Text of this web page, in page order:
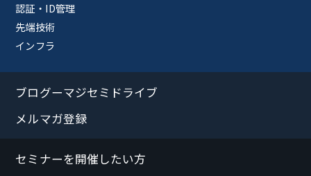
認証・ID管理
先端技術
インフラ
ブログーマジセミドライブ
メルマガ登録
セミナーを開催したい方